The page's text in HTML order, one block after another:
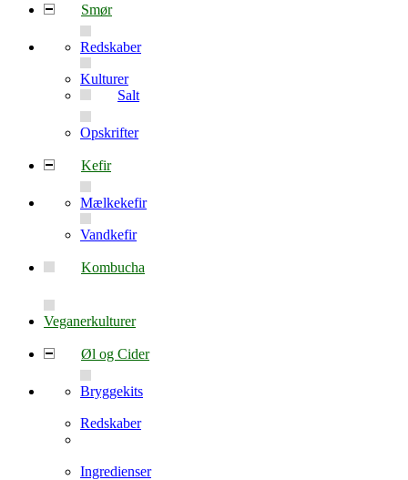
Smør
Redskaber
Kulturer
Salt
Opskrifter
Kefir
Mælkekefir
Vandkefir
Kombucha
Veganerkulturer
Øl og Cider
Bryggekits
Redskaber
Ingredienser